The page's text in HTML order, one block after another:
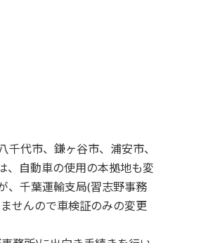
代市、鎌ヶ谷市、浦安市、
、自動車の使用の本拠地も変
、千葉運輸支局(習志野事務
せんので車検証のみの変更